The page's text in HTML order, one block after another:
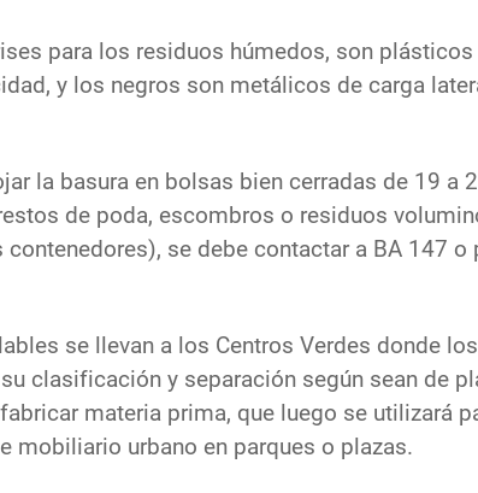
para los residuos húmedos, son
y los negros son metálicos de carga
la basura en bolsas bien cerradas de 19 a
de poda, escombros o residuos
se debe contactar a BA 147 o
se llevan a los Centros Verdes donde
clasificación y separación según sean de
materia prima, que luego se utilizará
mobiliario urbano en parques o plazas.